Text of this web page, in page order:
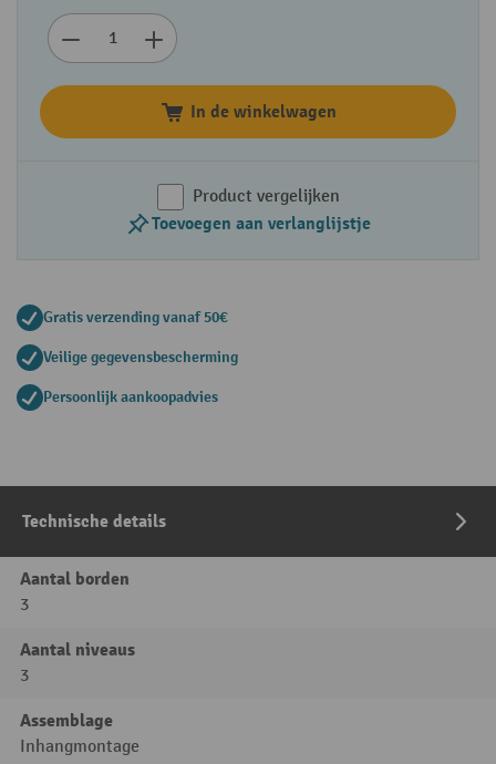
In de winkelwagen
Product vergelijken
Toevoegen aan verlanglijstje
Gratis verzending vanaf 50€
Veilige gegevensbescherming
Persoonlijk aankoopadvies
Technische details
Aantal borden
3
Aantal niveaus
3
Assemblage
Inhangmontage